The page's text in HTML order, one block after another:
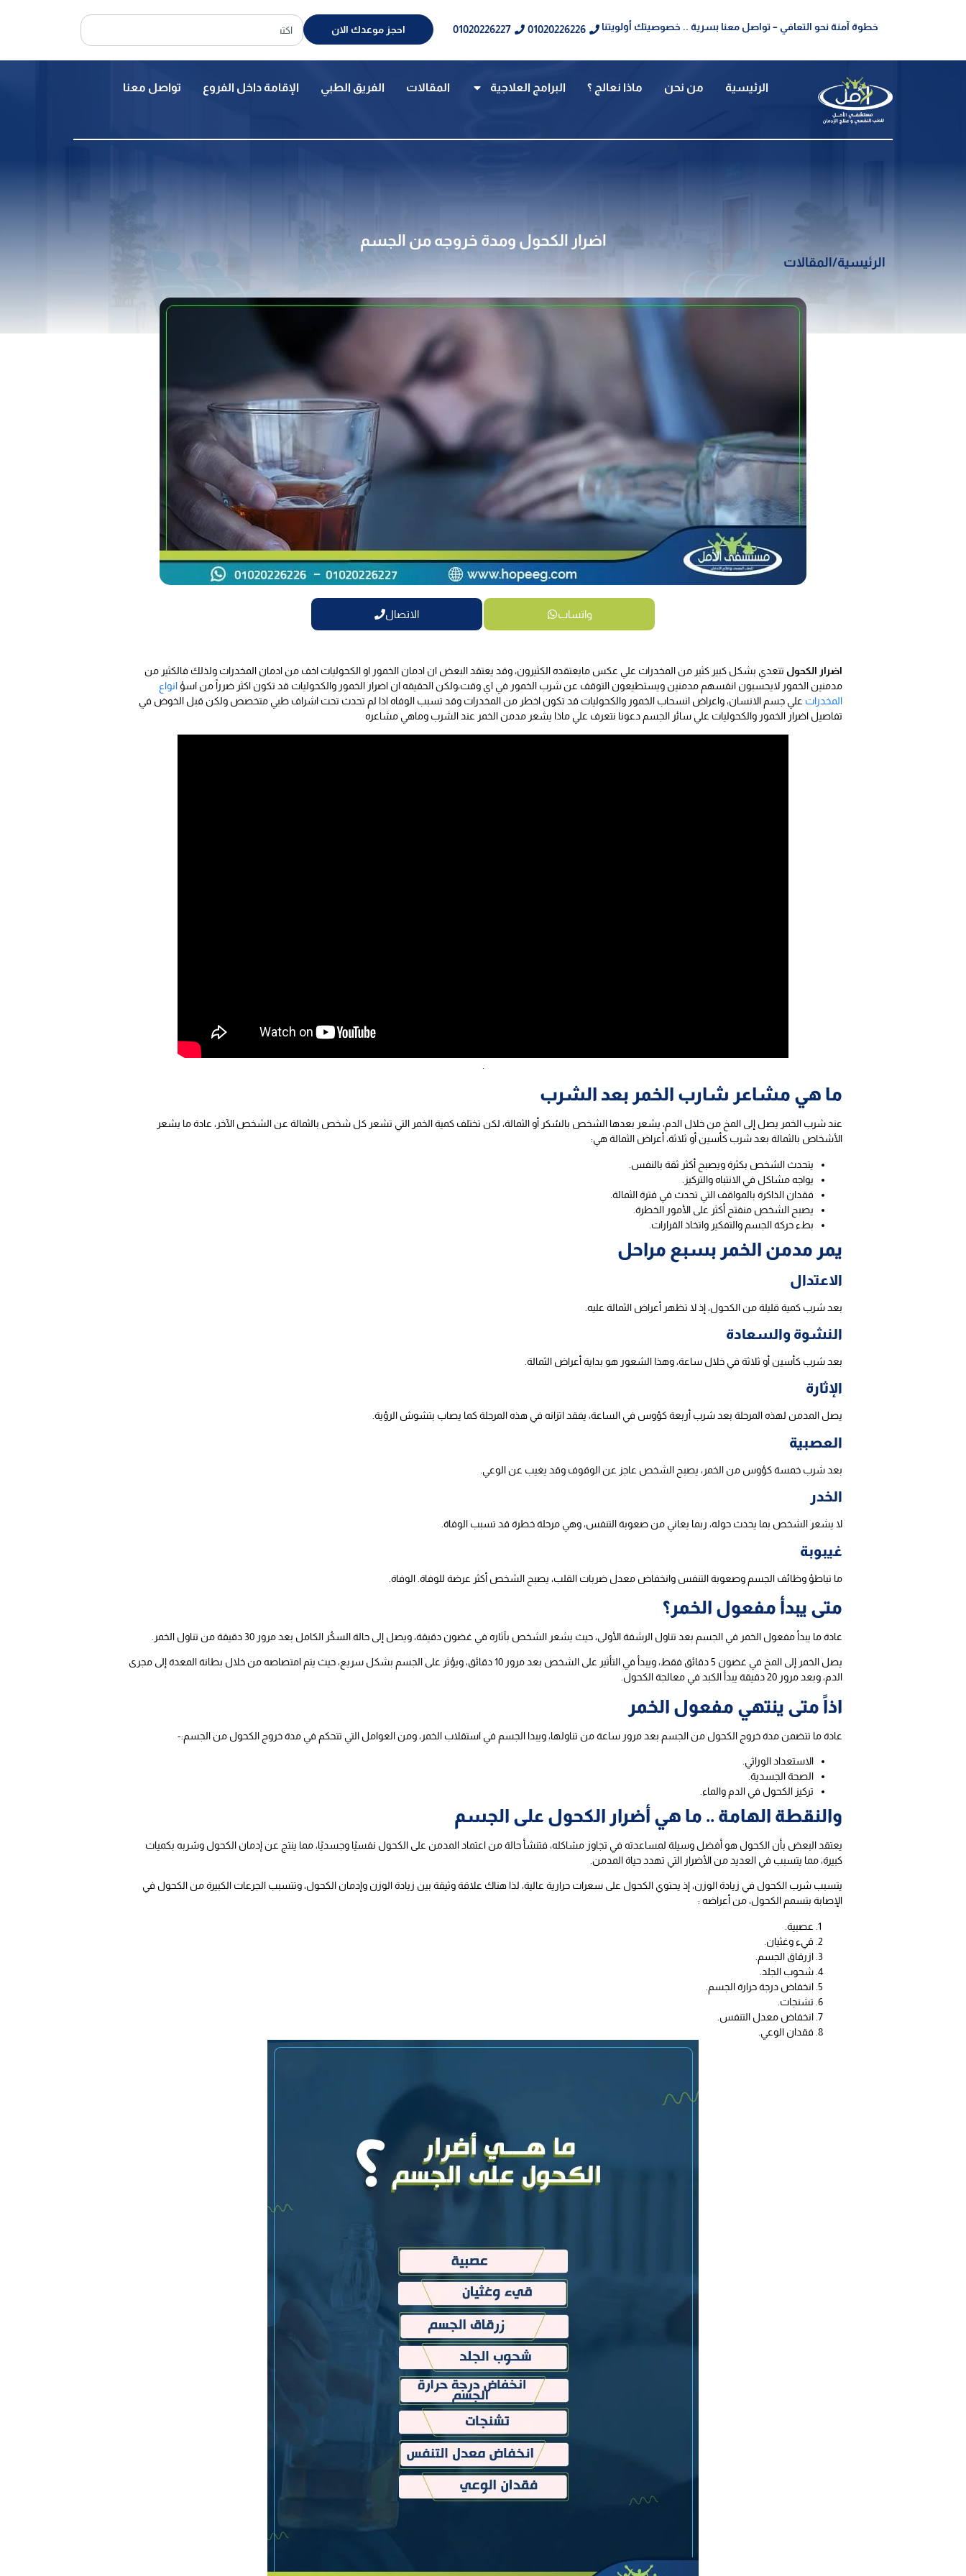
خطوة آمنة نحو التعافي – تواصل معنا بسرية .. خصوصيتك أولويتنا 01020226226
01020226227 احجز موعدك الان
الرئيسية من نحن ماذا نعالج ؟ البرامج العلاجية المقالات الفريق الطبي الإقامة داخل الفروع تواصل معنا
اضرار الكحول ومدة خروجه من الجسم
الرئيسية/المقالات
واتساب الاتصال
اضرار الكحول تتعدي بشكل كبير كثير من المخدرات علي عكس مايعتقده الكثيرون، وقد يعتقد البعض ان ادمان الخمور او الكحوليات اخف من ادمان المخدرات ولذلك فالكثير من
مدمنين الخمور لايحسبون انفسهم مدمنين ويستطيعون التوقف عن شرب الخمور في اي وقت،ولكن الحقيقه ان اضرار الخمور والكحوليات قد تكون اكثر ضرراً من اسؤانواع
المخدرات علي جسم الانسان، واعراض انسحاب الخمور والكحوليات قد تكون اخطر من المخدرات وقد تسبب الوفاه اذا لم تحدث تحت اشراف طبي متخصص ولكن قبل الخوض في
تفاصيل اضرار الخمور والكحوليات علي سائر الجسم دعونا نتعرف علي ماذا يشعر مدمن الخمر عند الشرب وماهي مشاعره
ما هي مشاعر شارب الخمر بعد الشرب
عند شرب الخمر يصل إلى المخ من خلال الدم، يشعر بعدها الشخص بالسُكر أو الثمالة، لكن تختلف كمية الخمر التي تشعر كل شخص بالثمالة عن الشخص الآخر، عادة ما يشعر
الأشخاص بالثمالة بعد شرب كأسين أو ثلاثة، أعراض الثمالة هي:
يتحدث الشخص بكثرة ويصبح أكثر ثقة بالنفس.
يواجه مشاكل في الانتباه والتركيز.
فقدان الذاكرة بالمواقف التي تحدث في فترة الثمالة.
يصبح الشخص منفتح أكثر على الأمور الخطرة.
بطء حركة الجسم والتفكير واتخاذ القرارات.
يمر مدمن الخمر بسبع مراحل
الاعتدال
بعد شرب كمية قليلة من الكحول، إذ لا تظهر أعراض الثمالة عليه.
النشوة والسعادة
بعد شرب كأسين أو ثلاثة في خلال ساعة، وهذا الشعور هو بداية أعراض الثمالة.
الإثارة
يصل المدمن لهذه المرحلة بعد شرب أربعة كؤوس في الساعة، يفقد اتزانه في هذه المرحلة كما يصاب بتشوش الرؤية.
العصبية
بعد شرب خمسة كؤوس من الخمر، يصبح الشخص عاجز عن الوقوف وقد يغيب عن الوعي.
الخدر
لا يشعر الشخص بما يحدث حوله، ربما يعاني من صعوبة التنفس، وهي مرحلة خطرة قد تسبب الوفاة.
غيبوبة
ما تباطؤ وظائف الجسم وصعوبة التنفس وانخفاض معدل ضربات القلب، يصبح الشخص أكثر عرضة للوفاة. الوفاة.
متى يبدأ مفعول الخمر؟
عادة ما يبدأ مفعول الخمر في الجسم بعد تناول الرشفة الأولى، حيث يشعر الشخص بآثاره في غضون دقيقة، ويصل إلى حالة السكُر الكامل بعد مرور 30 دقيقة من تناول الخمر.
يصل الخمر إلى المخ في غضون 5 دقائق فقط، ويبدأ في التأثير على الشخص بعد مرور 10 دقائق، ويؤثر على الجسم بشكل سريع، حيث يتم امتصاصه من خلال بطانة المعدة إلى مجرى
الدم، وبعد مرور 20 دقيقة يبدأ الكبد في معالجة الكحول.
اذاً متى ينتهي مفعول الخمر
عادة ما تتضمن مدة خروج الكحول من الجسم بعد مرور ساعة من تناولها، ويبدا الجسم في استقلاب الخمر، ومن العوامل التي تتحكم في مدة خروج الكحول من الجسم:-
الاستعداد الوراثي.
الصحة الجسدية.
تركيز الكحول في الدم والماء.
والنقطة الهامة .. ما هي أضرار الكحول على الجسم
يعتقد البعض بأن الكحول هو أفضل وسيلة لمساعدته في تجاوز مشاكله، فتنشأ حالة من اعتماد المدمن على الكحول نفسيًا وجسديًا، مما ينتج عن إدمان الكحول وشربه بكميات
كبيرة، مما يتسبب في العديد من الأضرار التي تهدد حياة المدمن.
يتسبب شرب الكحول في زيادة الوزن، إذ يحتوي الكحول على سعرات حرارية عالية، لذا هناك علاقة وثيقة بين زيادة الوزن وإدمان الكحول، وتتسبب الجرعات الكبيرة من الكحول في
الإصابة بتسمم الكحول، من أعراضه :
عصبية.
قيء وغثيان.
ازرقاق الجسم.
شحوب الجلد.
انخفاض درجة حرارة الجسم.
تشنجات.
انخفاض معدل التنفس.
فقدان الوعي.